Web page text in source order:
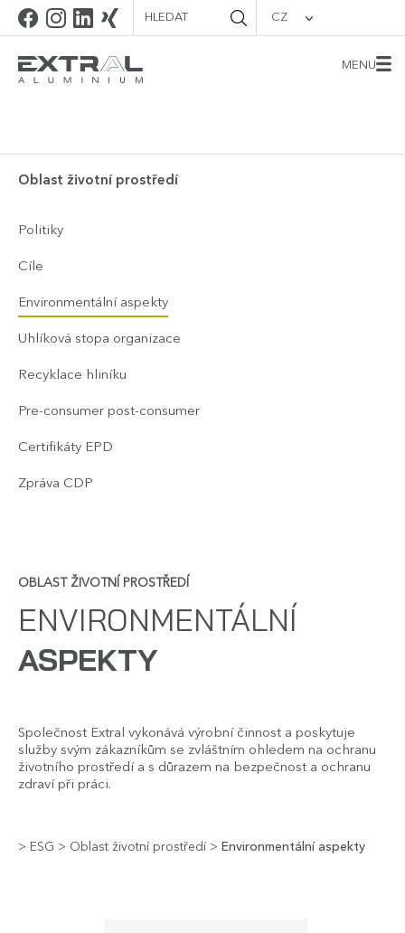
CZ
MENU
Oblast životní prostředí
Politiky
Cíle
Environmentální aspekty
Uhlíková stopa organizace
Recyklace hliníku
Pre-consumer post-consumer
Certifikáty EPD
Zpráva CDP
OBLAST ŽIVOTNÍ PROSTŘEDÍ
ENVIRONMENTÁLNÍ
ASPEKTY
Společnost Extral vykonává výrobní činnost a poskytuje
služby svým zákazníkům se zvláštním ohledem na ochranu
životního prostředí a s důrazem na bezpečnost a ochranu
zdraví při práci.
> ESG > Oblast životní prostředí > Environmentální aspekty